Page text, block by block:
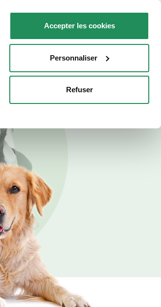
Accepter les cookies
Personnaliser
Refuser
Nous contacter FR
POINTS DE VENTE